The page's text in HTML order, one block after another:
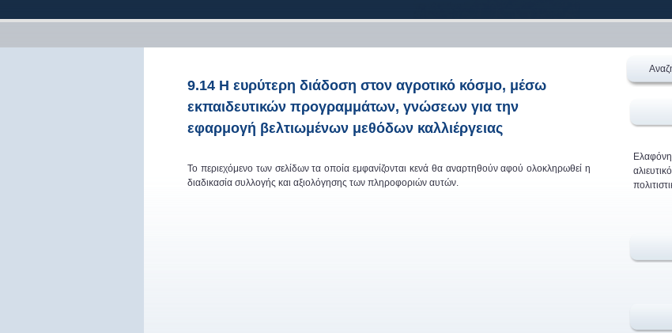
9.14 Η ευρύτερη διάδοση στον αγροτικό κόσμο, μέσω
εκπαιδευτικών προγραμμάτων, γνώσεων για την
εφαρμογή βελτιωμένων μεθόδων καλλιέργειας
Το περιεχόμενο των σελίδων τα οποία εμφανίζονται κενά θα αναρτηθούν αφού ολοκληρωθεί η
διαδικασία συλλογής και αξιολόγησης των πληροφοριών αυτών.